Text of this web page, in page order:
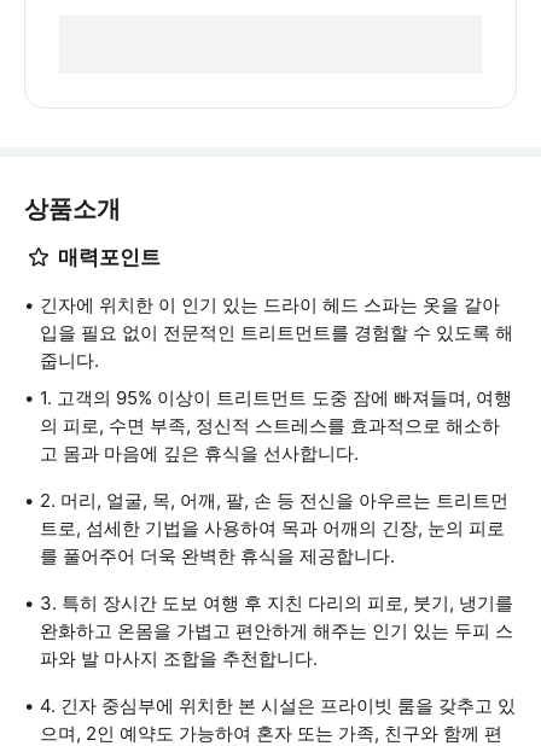
상품소개
매력포인트
긴자에 위치한 이 인기 있는 드라이 헤드 스파는 옷을 갈아
입을 필요 없이 전문적인 트리트먼트를 경험할 수 있도록 해
줍니다.
1. 고객의 95% 이상이 트리트먼트 도중 잠에 빠져들며, 여행
의 피로, 수면 부족, 정신적 스트레스를 효과적으로 해소하
고 몸과 마음에 깊은 휴식을 선사합니다.
2. 머리, 얼굴, 목, 어깨, 팔, 손 등 전신을 아우르는 트리트먼
트로, 섬세한 기법을 사용하여 목과 어깨의 긴장, 눈의 피로
를 풀어주어 더욱 완벽한 휴식을 제공합니다.
3. 특히 장시간 도보 여행 후 지친 다리의 피로, 붓기, 냉기를
완화하고 온몸을 가볍고 편안하게 해주는 인기 있는 두피 스
파와 발 마사지 조합을 추천합니다.
4. 긴자 중심부에 위치한 본 시설은 프라이빗 룸을 갖추고 있
으며, 2인 예약도 가능하여 혼자 또는 가족, 친구와 함께 편